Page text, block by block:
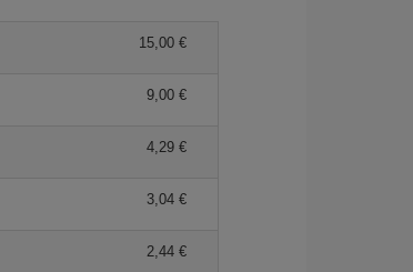
15,00 €
9,00 €
4,29 €
3,04 €
2,44 €